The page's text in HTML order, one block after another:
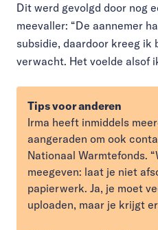
Dit werd gevolgd door nog
meevaller: “De aannemer
subsidie, daardoor kreeg ik
verwacht. Het voelde alsof
Tips voor anderen
Irma heeft inmiddels
aangeraden om ook
Nationaal Warmtefonds.
meegeven: laat je niet
papierwerk. Ja, je moet
uploaden, maar je krijgt